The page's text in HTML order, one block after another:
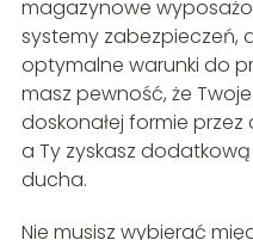
magazynowe
systemy zabezpieczeń,
optymalne warunki do
masz pewność, że
doskonałej formie
a Ty zyskasz
ducha.
Nie musisz wybierać